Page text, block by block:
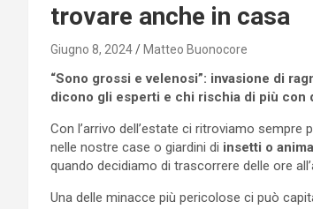
trovare anche in casa
Giugno 8, 2024 Matteo Buonocore
“Sono grossi e velenosi”: invasione di
dicono gli esperti e chi rischia di più con
Con l’arrivo dell’estate ci ritroviamo
nelle nostre case o giardini di insetti o
quando decidiamo di trascorrere delle ore
Una delle minacce più pericolose ci può